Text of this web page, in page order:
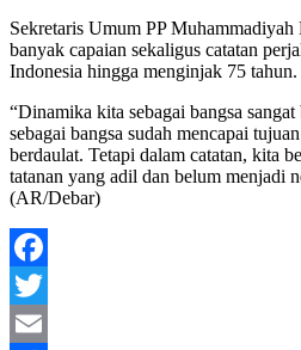
Sekretaris Umum PP
banyak capaian sekaligus catatan
Indonesia hingga menginjak 75 tahun.
“Dinamika kita sebagai bangsa
sebagai bangsa sudah mencapai
berdaulat. Tetapi dalam catatan, kita
tatanan yang adil dan belum menjadi
(AR/Debar)
Facebook
Twitter